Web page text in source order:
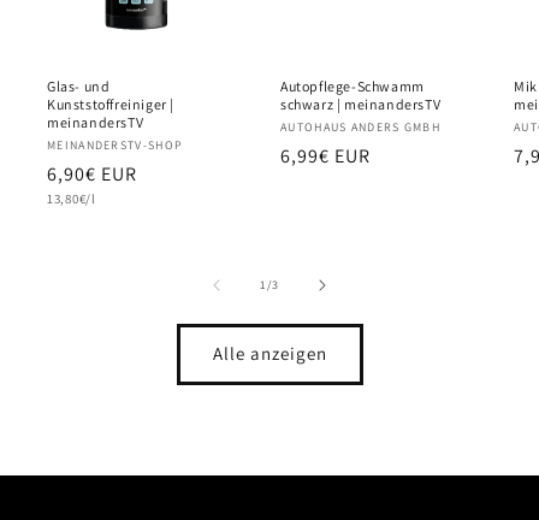
Glas- und
Kunststoffreiniger |
meinandersTV
Anbieter:
MEINANDERSTV-SHOP
Normaler
Preis
6,90€ EUR
Grundpreis
13,80€/l
Autopflege-Schwamm
schwarz | meinandersTV
Anbieter:
AUTOHAUS ANDERS GMBH
Normaler
6,99€ EUR
1/von
3
Alle anzeigen